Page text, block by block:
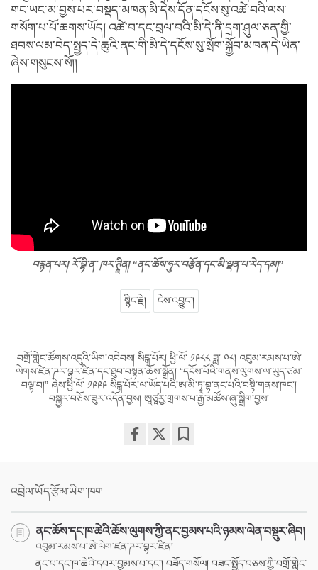
གང་ཡང་མ་བྱས་པར་བསྡད་མཁན་མི་དེས་དོན་དངོས་སུ་འཚེ་བའི་ལས་
གསོག་པ་པོ་ཆགས་ཡོད། འཚེ་བ་དང་བྲལ་བའི་མི་དེ་ནི་དྲག་ཤུལ་ཅན་གྱི་
ཐབས་ལམ་བེད་སྤྱད་དེ་ཆུའི་ནང་གི་མི་དེ་དངོས་སུ་སྲོག་སྐྱོབ་མཁན་དེ་ཡིན་
ཞེས་གསུངས་སོ།།
བརྙན་པར། རོ་བྷི་ན་ ཁར་ཊཱིན། “ནང་ཆོས་ཧུར་བརྩོན་དང་མི་ལྡན་པ་རེད་དམ།”
སྙིང་རྗེ། ངེས་འབྱུང་།
བགྲོ་གླེང་ཚོགས་འདུའི་ཡིག་འབེབས། སིངྒ་པོར། ཕྱི་ལོ་ ༡༩༨༨ ཟླ་ ༠༨། འབུམ་རམས་པ་ཨེ་
ལེགས་ཛེན་ཌར་བྷར་ཛིན་དང་ཐུབ་བསྟན་ཆོས་སྒྲོན། “དངོས་པོའི་གནས་ལུགས་ལ་ཡུད་ཙམ་
བལྟ་བ།” ཞེས་ཕྱི་ལོ་ ༡༩༩༩ སིངྒ་པོར་ལ་ཡོད་པའི་ཨ་མི་ཏཱ་བྷ་ནང་པའི་བསྟི་གནས་ཁང་།
བསྐྱར་བཅོས་ཟུར་འདོན་བྱས། ཨཱཙཱརྱ་གྲགས་པ་རྒྱ་མཚོས་ཞུ་སྒྲིག་བྱས།
འབྲེལ་ཡོད་རྩོམ་ཡིག་ཁག
ནང་ཆོས་དང་ཁ་ཆེའི་ཆོས་ལུགས་ཀྱི་ནང་བྱམས་པའི་ཉམས་ལེན་བསྡུར་ཞིབ།
འབུམ་རམས་པ་ཨེ་ལེག་ཛན་ཌར་བྷར་ཛིན།
ནང་པ་དང་ཁ་ཆེའི་དབར་བྱམས་པ་དང་། བཟོད་གསོལ། བཟང་སྤྱོད་བཅས་ཀྱི་བགྲོ་གླེང་